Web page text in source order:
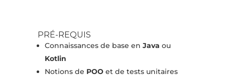
PRÉ-REQUIS
Connaissances de base en Java ou
Kotlin
Notions de POOet de tests unitaires